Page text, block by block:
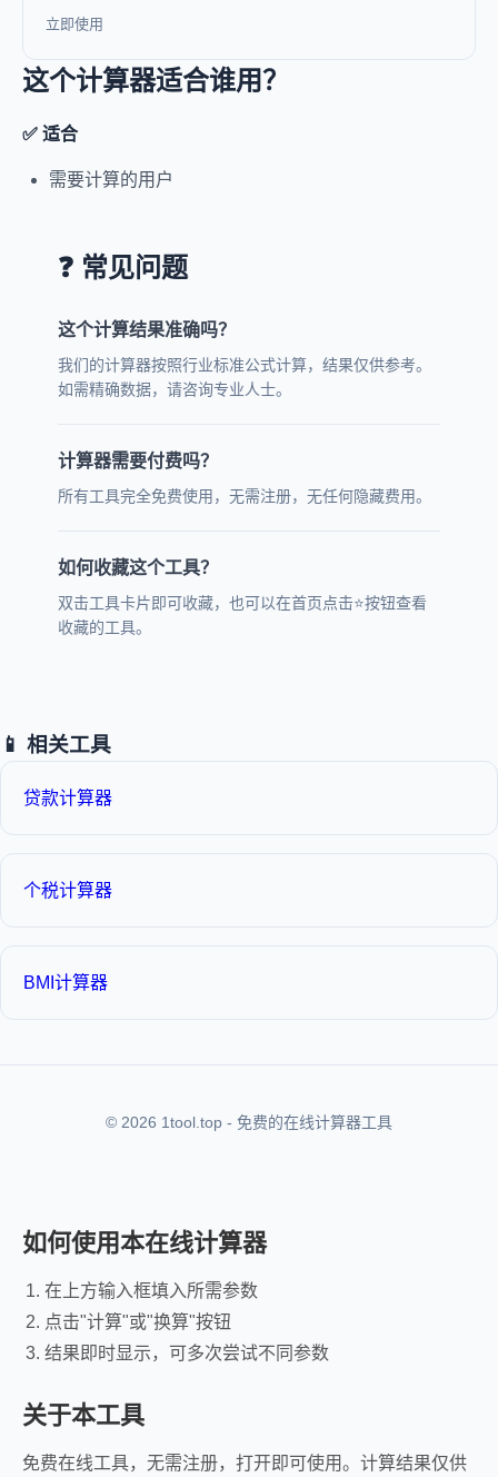
立即使用
这个计算器适合谁用？
✅ 适合
需要计算的用户
❓ 常见问题
这个计算结果准确吗？
我们的计算器按照行业标准公式计算，结果仅供参考。
如需精确数据，请咨询专业人士。
计算器需要付费吗？
所有工具完全免费使用，无需注册，无任何隐藏费用。
如何收藏这个工具？
双击工具卡片即可收藏，也可以在首页点击⭐按钮查看
收藏的工具。
📱 相关工具
贷款计算器
个税计算器
BMI计算器
© 2026 1tool.top - 免费的在线计算器工具
如何使用本在线计算器
在上方输入框填入所需参数
点击"计算"或"换算"按钮
结果即时显示，可多次尝试不同参数
关于本工具
免费在线工具，无需注册，打开即可使用。计算结果仅供